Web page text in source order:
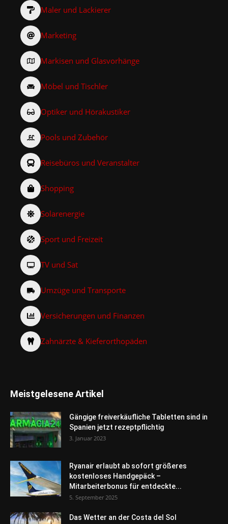
Maler und Lackierer
Marketing
Markisen und Glasvorhänge
Möbel und Tischler
Optiker und Hörakustiker
Pools und Zubehör
Reisebüros und Veranstalter
Shopping
Solarenergie
Sport und Freizeit
TV und Sat
Umzüge und Transporte
Versicherungen und Finanzen
Zahnärzte & Kieferorthopäden
Meistgelesene Artikel
Gängige freiverkäufliche Tabletten sind in
Spanien jetzt rezeptpflichtig
3. Januar 2023
Ryanair erlaubt ab sofort größeres
kostenloses Handgepäck –
Mitarbeiterbonus für entdeckte...
5. September 2025
Das Wetter an der Costa del Sol